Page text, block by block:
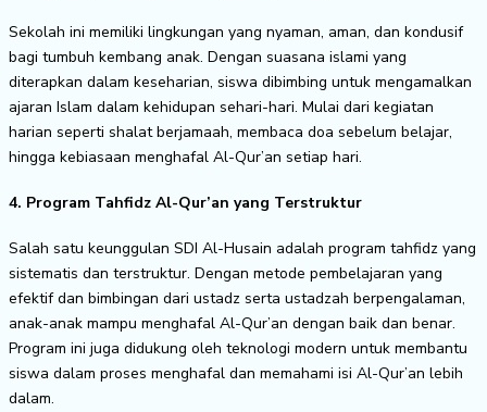
Sekolah ini memiliki lingkungan yang nyaman, aman, dan kondusif
bagi tumbuh kembang anak. Dengan suasana islami yang
diterapkan dalam keseharian, siswa dibimbing untuk mengamalkan
ajaran Islam dalam kehidupan sehari-hari. Mulai dari kegiatan
harian seperti shalat berjamaah, membaca doa sebelum belajar,
hingga kebiasaan menghafal Al-Qur’an setiap hari.
4. Program Tahfidz Al-Qur’an yang Terstruktur
Salah satu keunggulan SDI Al-Husain adalah program tahfidz yang
sistematis dan terstruktur. Dengan metode pembelajaran yang
efektif dan bimbingan dari ustadz serta ustadzah berpengalaman,
anak-anak mampu menghafal Al-Qur’an dengan baik dan benar.
Program ini juga didukung oleh teknologi modern untuk membantu
siswa dalam proses menghafal dan memahami isi Al-Qur’an lebih
dalam.